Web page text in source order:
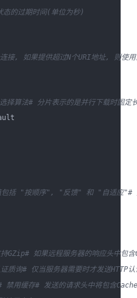
态的过期时间(单位为秒)
接, 如果提供超过N个URI地址, 则使
择算法# 分片表示的是并行下载时固
包括 "按顺序", "反馈" 和 "自适应"#
GZip# 如果远程服务器的响应头中
质询# 仅当服务器需要时才发送HTTP
禁用缓存# 发送的请求头中将包含